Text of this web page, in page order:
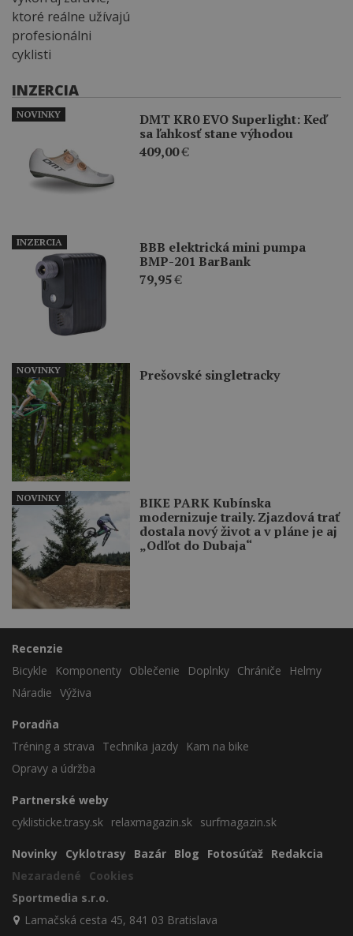
INZERCIA
DMT KR0 EVO Superlight: Keď
sa ľahkosť stane výhodou
409,00€
NOVINKY
BBB elektrická mini pumpa
BMP-201 BarBank
79,95€
INZERCIA
Prešovské singletracky
NOVINKY
BIKE PARK Kubínska
modernizuje traily. Zjazdová trať
dostala nový život a v pláne je aj
„Odľot do Dubaja“
NOVINKY
Recenzie
Bicykle
Komponenty Oblečenie Doplnky Chrániče
Helmy
Náradie Výživa
Poradňa
Tréning a strava
Technika jazdy
Kam na bike
Opravy a údržba
Partnerské weby
cyklisticke.trasy.sk relaxmagazin.sk surfmagazin.sk
Novinky Cyklotrasy Bazár Blog Fotosúťaž Redakcia
Nezaradené
Cookies
Sportmedia s.r.o.
Lamačská cesta 45, 841 03 Bratislava